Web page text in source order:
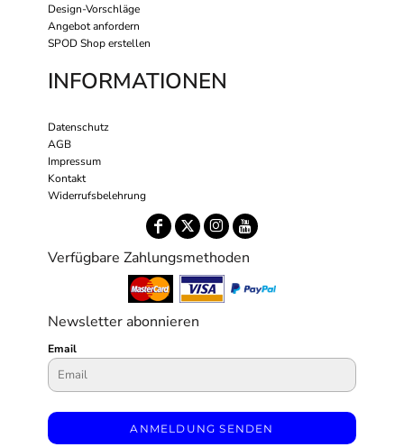
Design-Vorschläge
Angebot anfordern
SPOD Shop erstellen
INFORMATIONEN
Datenschutz
AGB
Impressum
Kontakt
Widerrufsbelehrung
Verfügbare Zahlungsmethoden
Newsletter abonnieren
Email
ANMELDUNG SENDEN